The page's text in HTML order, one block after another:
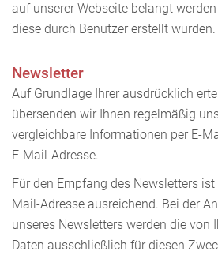
auf unserer Webseite belangt
diese durch Benutzer erstellt wurden.
Newsletter
Auf Grundlage Ihrer ausdrücklich
übersenden wir Ihnen regelmäßig
vergleichbare Informationen per E-
E-Mail-Adresse.
Für den Empfang des Newsletters ist
Mail-Adresse ausreichend. Bei der
unseres Newsletters werden die von
Daten ausschließlich für diesen